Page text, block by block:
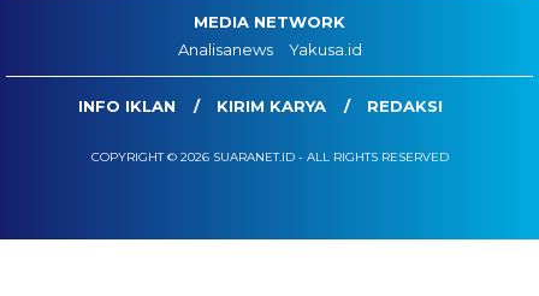
MEDIA NETWORK
Analisanews
Yakusa.id
INFO IKLAN KIRIM KARYA REDAKSI
COPYRIGHT © 2026 SUARANET.ID - ALL RIGHTS RESERVED